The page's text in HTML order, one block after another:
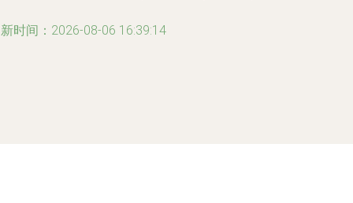
时间：2026-08-06 16:39:14